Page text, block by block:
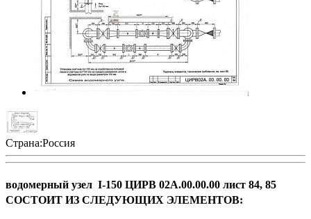
Страна:Россия
водомерный узел I-150 ЦИРВ 02А.00.00.00 лист 84, 85
СОСТОИТ ИЗ СЛЕДУЮЩИХ ЭЛЕМЕНТОВ: